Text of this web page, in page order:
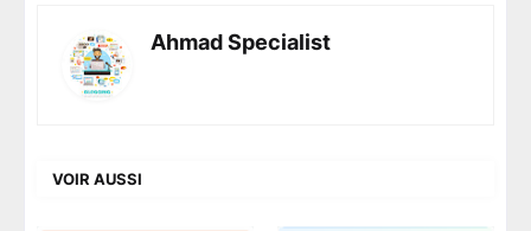
Ahmad Specialist
VOIR AUSSI